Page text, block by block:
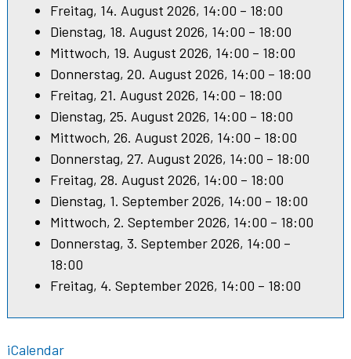
Freitag, 14. August 2026, 14:00 – 18:00
Dienstag, 18. August 2026, 14:00 – 18:00
Mittwoch, 19. August 2026, 14:00 – 18:00
Donnerstag, 20. August 2026, 14:00 – 18:00
Freitag, 21. August 2026, 14:00 – 18:00
Dienstag, 25. August 2026, 14:00 – 18:00
Mittwoch, 26. August 2026, 14:00 – 18:00
Donnerstag, 27. August 2026, 14:00 – 18:00
Freitag, 28. August 2026, 14:00 – 18:00
Dienstag, 1. September 2026, 14:00 – 18:00
Mittwoch, 2. September 2026, 14:00 – 18:00
Donnerstag, 3. September 2026, 14:00 –
18:00
Freitag, 4. September 2026, 14:00 – 18:00
iCalendar